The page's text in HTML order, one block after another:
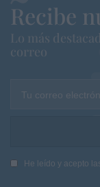
Recibe
Lo más
correo
Tu correo
He leído y acepto